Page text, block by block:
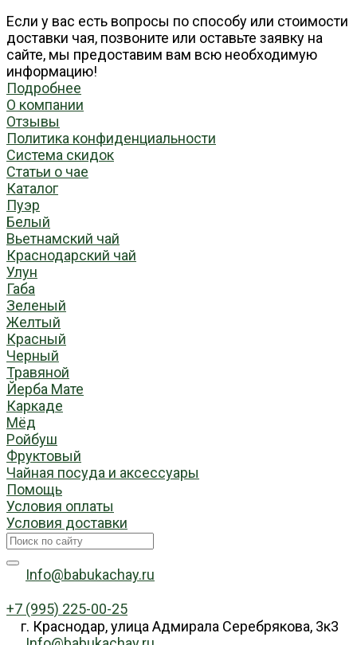
Если у вас есть вопросы по способу или стоимости
доставки чая, позвоните или оставьте заявку на
сайте, мы предоставим вам всю необходимую
информацию!
Подробнее
О компании
Отзывы
Политика конфиденциальности
Система скидок
Статьи о чае
Каталог
Пуэр
Белый
Вьетнамский чай
Краснодарский чай
Улун
Габа
Зеленый
Желтый
Красный
Черный
Травяной
Йерба Мате
Каркаде
Мёд
Ройбуш
Фруктовый
Чайная посуда и аксессуары
Помощь
Условия оплаты
Условия доставки
Info@babukachay.ru
+7 (995) 225-00-25
г. Краснодар, улица Адмирала Серебрякова, 3к3